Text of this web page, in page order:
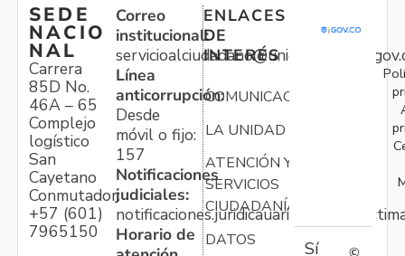
SEDE
NACIO
NAL
Carrera
85D No.
46A – 65
Complejo
logístico
San
Cayetano
Conmutador:
+57 (601)
7965150
Correo
institucional:
Línea
anticorrupción:
Desde
móvil o fijo:
157
Notificaciones
judiciales:
Horario de
ENLACES
DE
INTERÉS
COMUNICACIONES
LA UNIDAD
ATENCIÓN Y
SERVICIOS
CIUDADANÍA
DATOS
Sí
©